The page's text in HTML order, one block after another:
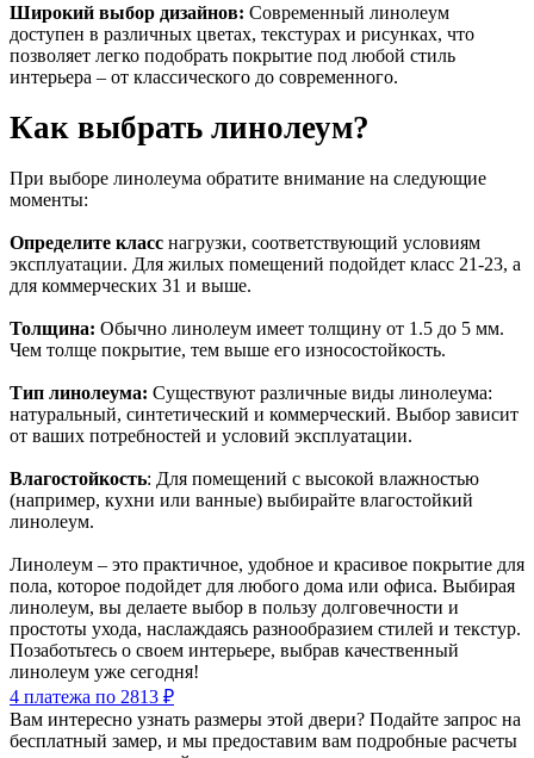
Широкий выбор дизайнов: Современный линолеум
доступен в различных цветах, текстурах и рисунках, что
позволяет легко подобрать покрытие под любой стиль
интерьера – от классического до современного.
Как выбрать линолеум?
При выборе линолеума обратите внимание на следующие
моменты:
Определите класс нагрузки, соответствующий условиям
эксплуатации. Для жилых помещений подойдет класс 21-23, а
для коммерческих 31 и выше.
Толщина: Обычно линолеум имеет толщину от 1.5 до 5 мм.
Чем толще покрытие, тем выше его износостойкость.
Тип линолеума: Существуют различные виды линолеума:
натуральный, синтетический и коммерческий. Выбор зависит
от ваших потребностей и условий эксплуатации.
Влагостойкость: Для помещений с высокой влажностью
(например, кухни или ванные) выбирайте влагостойкий
линолеум.
Линолеум – это практичное, удобное и красивое покрытие для
пола, которое подойдет для любого дома или офиса. Выбирая
линолеум, вы делаете выбор в пользу долговечности и
простоты ухода, наслаждаясь разнообразием стилей и текстур.
Позаботьтесь о своем интерьере, выбрав качественный
линолеум уже сегодня!
4 платежа по 2813 ₽
Вам интересно узнать размеры этой двери? Подайте запрос на
бесплатный замер, и мы предоставим вам подробные расчеты